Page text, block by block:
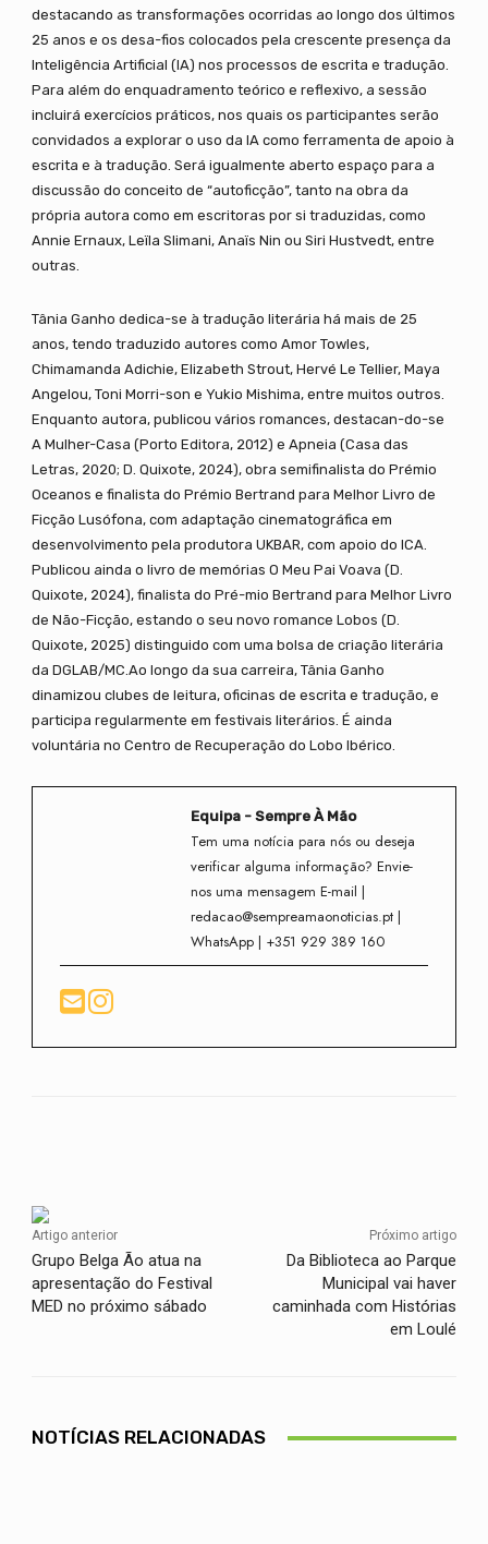
destacando as transformações ocorridas ao longo dos últimos
25 anos e os desa-fios colocados pela crescente presença da
Inteligência Artificial (IA) nos processos de escrita e tradução.
Para além do enquadramento teórico e reflexivo, a sessão
incluirá exercícios práticos, nos quais os participantes serão
convidados a explorar o uso da IA como ferramenta de apoio à
escrita e à tradução. Será igualmente aberto espaço para a
discussão do conceito de “autoficção”, tanto na obra da
própria autora como em escritoras por si traduzidas, como
Annie Ernaux, Leïla Slimani, Anaïs Nin ou Siri Hustvedt, entre
outras.
Tânia Ganho dedica-se à tradução literária há mais de 25
anos, tendo traduzido autores como Amor Towles,
Chimamanda Adichie, Elizabeth Strout, Hervé Le Tellier, Maya
Angelou, Toni Morri-son e Yukio Mishima, entre muitos outros.
Enquanto autora, publicou vários romances, destacan-do-se
A Mulher-Casa (Porto Editora, 2012) e Apneia (Casa das
Letras, 2020; D. Quixote, 2024), obra semifinalista do Prémio
Oceanos e finalista do Prémio Bertrand para Melhor Livro de
Ficção Lusófona, com adaptação cinematográfica em
desenvolvimento pela produtora UKBAR, com apoio do ICA.
Publicou ainda o livro de memórias O Meu Pai Voava (D.
Quixote, 2024), finalista do Pré-mio Bertrand para Melhor Livro
de Não-Ficção, estando o seu novo romance Lobos (D.
Quixote, 2025) distinguido com uma bolsa de criação literária
da DGLAB/MC.Ao longo da sua carreira, Tânia Ganho
dinamizou clubes de leitura, oficinas de escrita e tradução, e
participa regularmente em festivais literários. É ainda
voluntária no Centro de Recuperação do Lobo Ibérico.
Equipa - Sempre À Mão
Tem uma notícia para nós ou deseja
verificar alguma informação? Envie-
nos uma mensagem E-mail |
redacao@sempreamaonoticias.pt |
WhatsApp | +351 929 389 160
Artigo anterior
Grupo Belga Ão atua na
apresentação do Festival
MED no próximo sábado
Próximo artigo
Da Biblioteca ao Parque
Municipal vai haver
caminhada com Histórias
em Loulé
NOTÍCIAS RELACIONADAS